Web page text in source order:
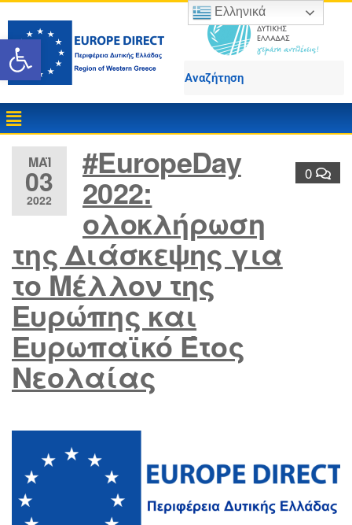
Ανοίξτε τη γραμμή
ΜΆΙ
03
2022
0
#EuropeDay
2022:
ολοκλήρωση
της Διάσκεψης για
το Μέλλον της
Ευρώπης και
Ευρωπαϊκό Έτος
Νεολαίας
Ελληνικά